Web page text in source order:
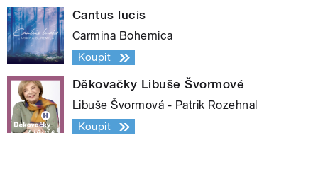
Cantus lucis
Carmina Bohemica
Koupit
Děkovačky Libuše Švormové
Libuše Švormová - Patrik Rozehnal
Koupit